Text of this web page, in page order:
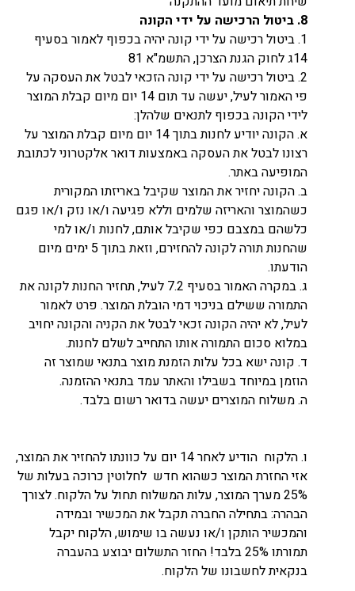
8. ביטול הרכישה על ידי הקונה
1. ביטול רכישה על ידי קונה יהיה בכפוף לאמור בסעיף
14ג לחוק הגנת הצרכן, התשמ"א 81
2. ביטול רכישה על ידי קונה הזכאי לבטל את העסקה על
פי האמור לעיל, יעשה עד תום 14 יום מיום קבלת המוצר
לידי הקונה בכפוף לתנאים שלהלן:
א. הקונה יודיע לחנות בתוך 14 יום מיום קבלת המוצר על
רצונו לבטל את העסקה באמצעות דואר אלקטרוני לכתובת
המופיעה באתר.
ב. הקונה יחזיר את המוצר שקיבל באריזתו המקורית
כשהמוצר והאריזה שלמים וללא פגיעה ו/או נזק ו/או פגם
כלשהם במצבם כפי שקיבל אותם, לחנות ו/או למי
שהחנות תורה לקונה להחזירם, וזאת בתוך 5 ימים מיום
הודעתו.
ג. במקרה האמור בסעיף 7.2 לעיל, תחזיר החנות לקונה את
התמורה ששילם בניכוי דמי הובלת המוצר. פרט לאמור
לעיל, לא יהיה הקונה זכאי לבטל את הקניה והקונה יחויב
במלוא סכום התמורה אותו התחייב לשלם לחנות.
ד. קונה ישא בכל עלות הזמנת מוצר בתנאי שמוצר זה
הוזמן במיוחד בשבילו והאתר עמד בתנאי ההזמנה.
ה. משלוח המוצרים יעשה בדואר רשום בלבד.
ו. הלקוח הודיע לאחר 14 יום על כוונתו להחזיר את המוצר,
אזי החזרת המוצר כשהוא חדש לחלוטין כרוכה בעלות של
25% מערך המוצר, עלות המשלוח תחול על הלקוח. לצורך
הבהרה: בתחילה החברה תקבל את המכשיר ובמידה
והמכשיר הותקן ו/או נעשה בו שימוש, הלקוח יקבל
תמורתו 25% בלבד! החזר התשלום יבוצע בהעברה
בנקאית לחשבונו של הלקוח.